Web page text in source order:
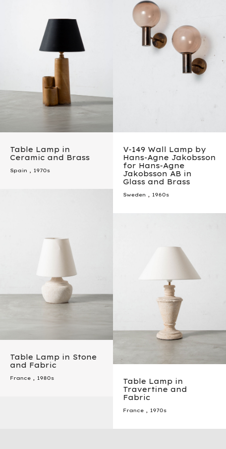
Table Lamp in
Ceramic and Brass
Spain , 1970s
V-149 Wall Lamp by
Hans-Agne Jakobsson
for Hans-Agne
Jakobsson AB in
Glass and Brass
Sweden , 1960s
Table Lamp in Stone
and Fabric
France , 1980s
Table Lamp in
Travertine and
Fabric
France , 1970s